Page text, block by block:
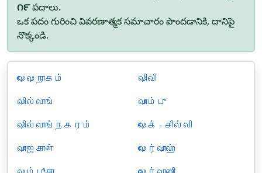
౧౯పదాలు.
ఒక పదం గురించి వివరణాత్మక సమాచారం పొందడానికి, దానిపై
నొక్కండి.
ஷேஷநாகம்
ஷில்லாங்
ஷில்லாங்நகரம்
ஷாஜகான்
ஷிவி
ஷாம்பு
ஷேக் - சில்லி
ஷேர்ஷாஹ்